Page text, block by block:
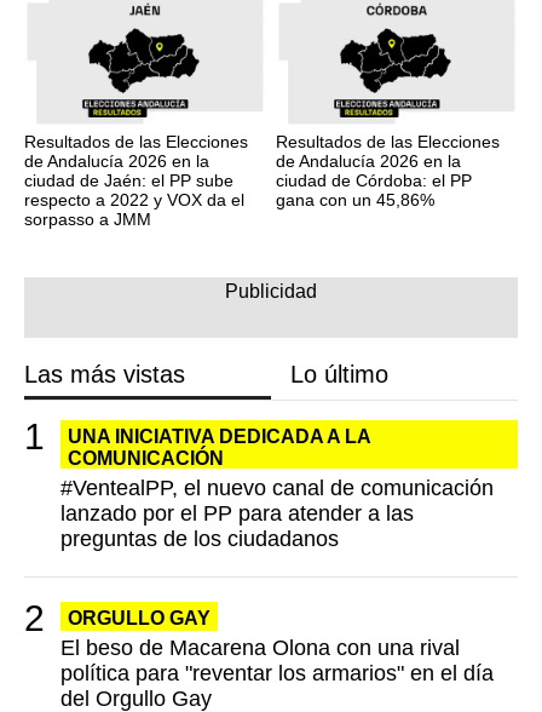
Resultados de las Elecciones
de Andalucía 2026 en la
ciudad de Jaén: el PP sube
respecto a 2022 y VOX da el
sorpasso a JMM
Resultados de las Elecciones
de Andalucía 2026 en la
ciudad de Córdoba: el PP
gana con un 45,86%
Las más vistas Lo último
UNA INICIATIVA DEDICADA A LA
COMUNICACIÓN
#VentealPP, el nuevo canal de comunicación
lanzado por el PP para atender a las
preguntas de los ciudadanos
ORGULLO GAY
El beso de Macarena Olona con una rival
política para "reventar los armarios" en el día
del Orgullo Gay